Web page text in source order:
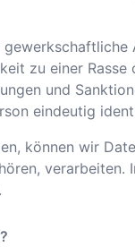
zu einer
und
eindeutig
können wir
verarbeiten.